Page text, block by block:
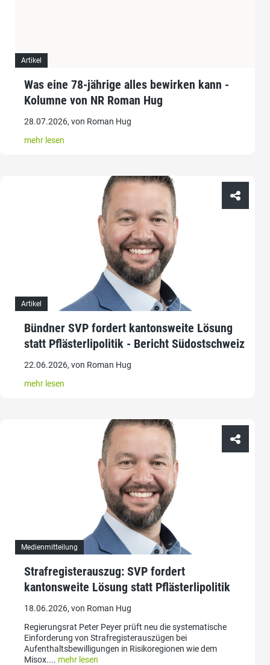
Artikel
Was eine 78-jährige alles bewirken kann -
Kolumne von NR Roman Hug
28.07.2026, von Roman Hug
mehr lesen
Artikel
Bündner SVP fordert kantonsweite Lösung
statt Pflästerlipolitik - Bericht Südostschweiz
22.06.2026, von Roman Hug
mehr lesen
Medienmitteilung
Strafregisterauszug: SVP fordert
kantonsweite Lösung statt Pflästerlipolitik
18.06.2026, von Roman Hug
Regierungsrat Peter Peyer prüft neu die systematische
Einforderung von Strafregisterauszügen bei
Aufenthaltsbewilligungen in Risikoregionen wie dem
Misox.... mehr lesen